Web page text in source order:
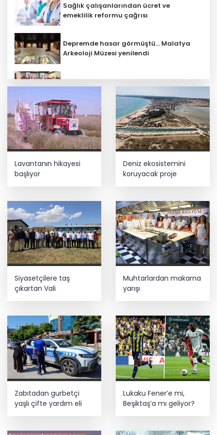
Sağlık çalışanlarından ücret ve
emeklilik reformu çağrısı
Depremde hasar görmüştü... Malatya
Arkeoloji Müzesi yenilendi
Mühendis Tek-Sen Bayındırlık’tan tarihi
HAYAT 112 Acil 800 bin indirmeyi aştı
komisyondan geçti
felaket uyarısı
Antikacılar Kayseri Talas'ta buluşuyor
Lavantanın hikayesi
başlıyor
Deniz ekosistemini
koruyacak proje
Siyasetçilere taş
çıkartan Vali
Muhtarlardan makarna
yarışı
Zabıtadan gurbetçi
yaşlı çifte yardım eli
Lukaku Fener’e mi,
Beşiktaş’a mı geliyor?